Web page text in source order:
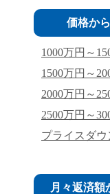
価格か
1000万円～
1500万円～
2000万円～
2500万円～
プライスダウ
月々返済額